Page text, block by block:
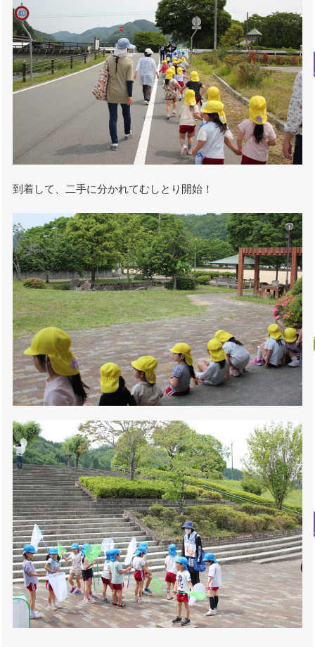
到着して、二手に分かれてむしとり開始！